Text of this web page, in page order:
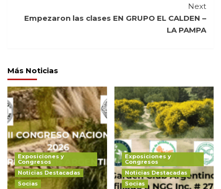
Next
Empezaron las clases EN GRUPO EL CALDEN –
LA PAMPA
Más Noticias
Exposiciones y
Congresos
Noticias Destacadas
Socias
Exposiciones y
Congresos
Noticias Destacadas
Socias